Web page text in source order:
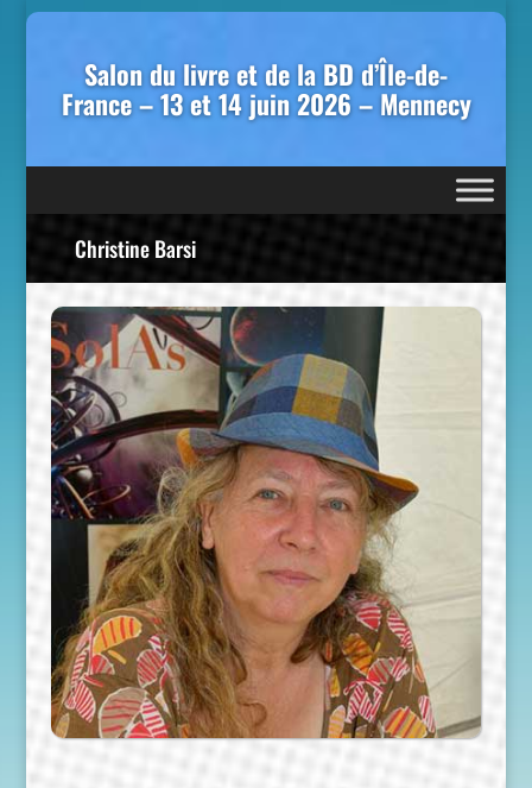
Salon du livre et de la BD d’Île-de-
France – 13 et 14 juin 2026 – Mennecy
Christine Barsi